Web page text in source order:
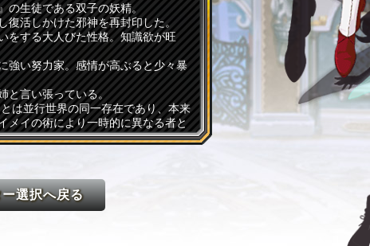
の生徒である双子の妖精。
復活しかけた邪神を再封印した。
をする大人びた性格。知識欲が旺
強い努力家。感情が高ぶると少々暴
と言い張っている。
は並行世界の同一存在であり、本来
メイの術により一時的に異なる者と
選択へ戻る